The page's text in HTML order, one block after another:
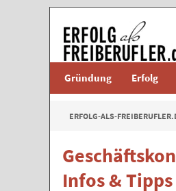
Gründung Erfolg
ERFOLG-ALS-
Infos & Tipps